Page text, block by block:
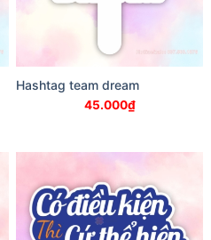
Hashtag team dream
45.000₫